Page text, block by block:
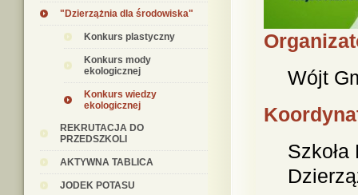
"Dzierzążnia dla środowiska"
Konkurs plastyczny
Konkurs mody
ekologicznej
Konkurs wiedzy
ekologicznej
REKRUTACJA DO
PRZEDSZKOLI
AKTYWNA TABLICA
JODEK POTASU
Wójt